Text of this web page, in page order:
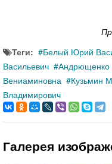
Теги:
Белый Юрий
Васильевич
Андрющенко
Вениаминовна
Кузьмин
Владимирович
Галерея